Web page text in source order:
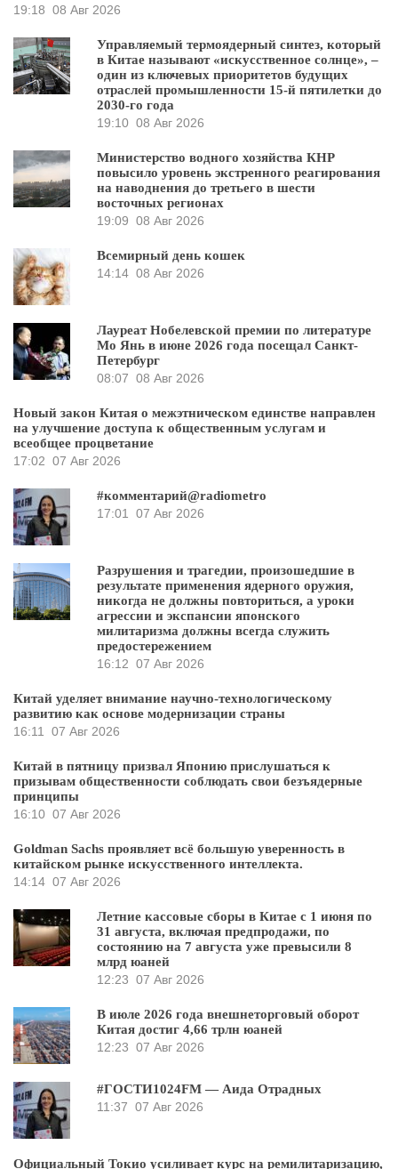
19:18 08 Авг 2026
Управляемый термоядерный синтез, который
в Китае называют «искусственное солнце», –
один из ключевых приоритетов будущих
отраслей промышленности 15-й пятилетки до
2030-го года
19:10 08 Авг 2026
Министерство водного хозяйства КНР
повысило уровень экстренного реагирования
на наводнения до третьего в шести
восточных регионах
19:09 08 Авг 2026
Всемирный день кошек
14:14 08 Авг 2026
Лауреат Нобелевской премии по литературе
Мо Янь в июне 2026 года посещал Санкт-
Петербург
08:07 08 Авг 2026
Новый закон Китая о межэтническом единстве направлен
на улучшение доступа к общественным услугам и
всеобщее процветание
17:02 07 Авг 2026
#комментарий@radiometro
17:01
07 Авг 2026
Разрушения и трагедии, произошедшие в
результате применения ядерного оружия,
никогда не должны повториться, а уроки
агрессии и экспансии японского
милитаризма должны всегда служить
предостережением
16:12 07 Авг 2026
Китай уделяет внимание научно-технологическому
развитию как основе модернизации страны
16:11
07 Авг 2026
Китай в пятницу призвал Японию прислушаться к
призывам общественности соблюдать свои безъядерные
принципы
16:10 07 Авг 2026
Goldman Sachs проявляет всё большую уверенность в
китайском рынке искусственного интеллекта.
14:14 07 Авг 2026
Летние кассовые сборы в Китае с 1 июня по
31 августа, включая предпродажи, по
состоянию на 7 августа уже превысили 8
млрд юаней
12:23 07 Авг 2026
В июле 2026 года внешнеторговый оборот
Китая достиг 4,66 трлн юаней
12:23 07 Авг 2026
#ГОСТИ1024FM — Аида Отрадных
11:37 07 Авг 2026
Официальный Токио усиливает курс на ремилитаризацию,